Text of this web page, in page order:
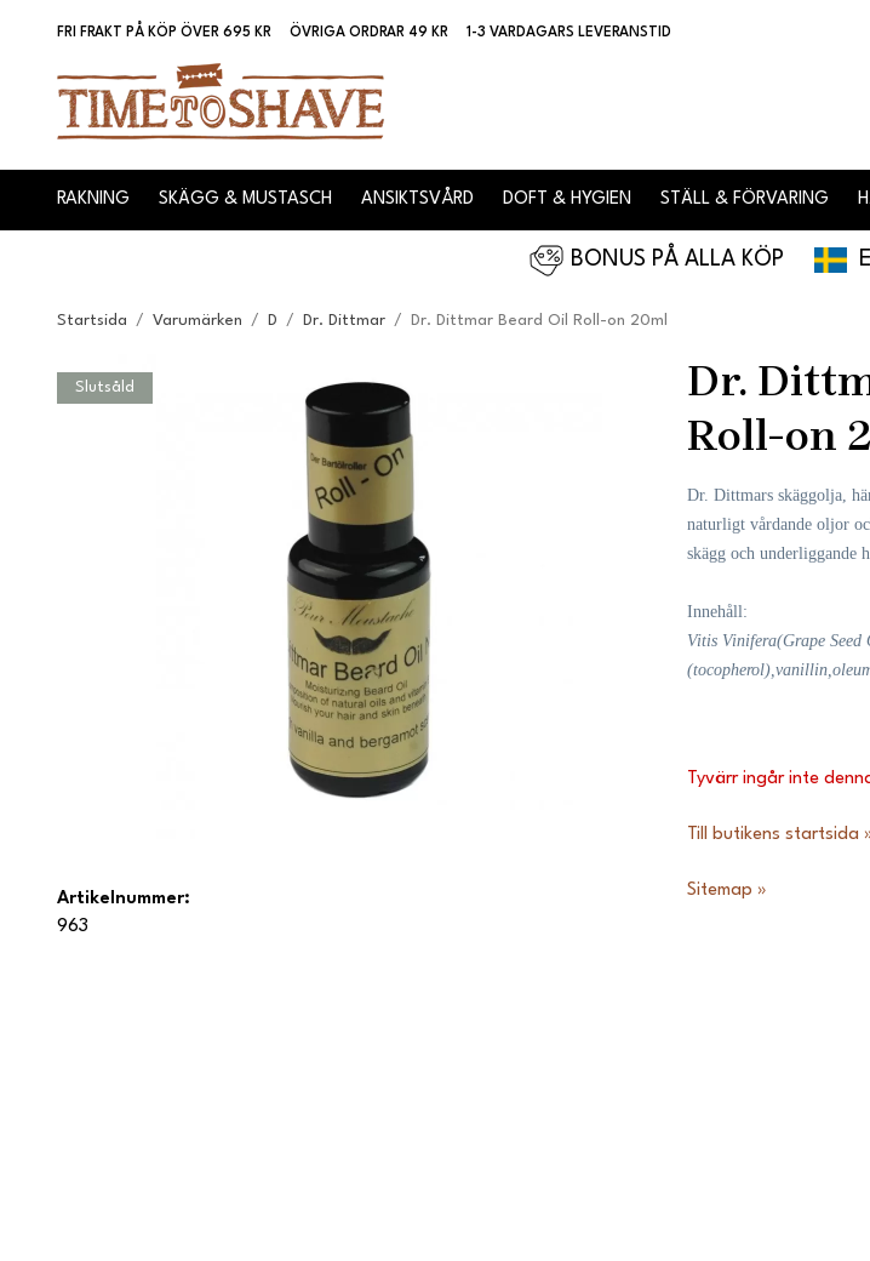
FRI FRAKT PÅ KÖP ÖVER 695 KR ÖVRIGA ORDRAR 49 KR 1-3 VARDAGARS LEVERANSTID
RAKNING SKÄGG & MUSTASCH ANSIKTSVÅRD DOFT & HYGIEN STÄLL & FÖRVARING
BONUS PÅ ALLA KÖP
Startsida / Varumärken / D / Dr. Dittmar / Dr. Dittmar Beard Oil Roll-on 20ml
Slutsåld
Dr.
Roll-on
Dr. Dittmars skäggolja,
naturligt vårdande oljor
skägg och underliggande
Innehåll:
Vitis Vinifera(Grape Seed
(tocopherol) vanillin
Tyvärr ingår inte
Till butikens startsida
Sitemap »
Artikelnummer:
963